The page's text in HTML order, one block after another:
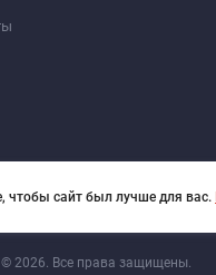
© 2026. Все права защищены.
сайт был лучше для вас.